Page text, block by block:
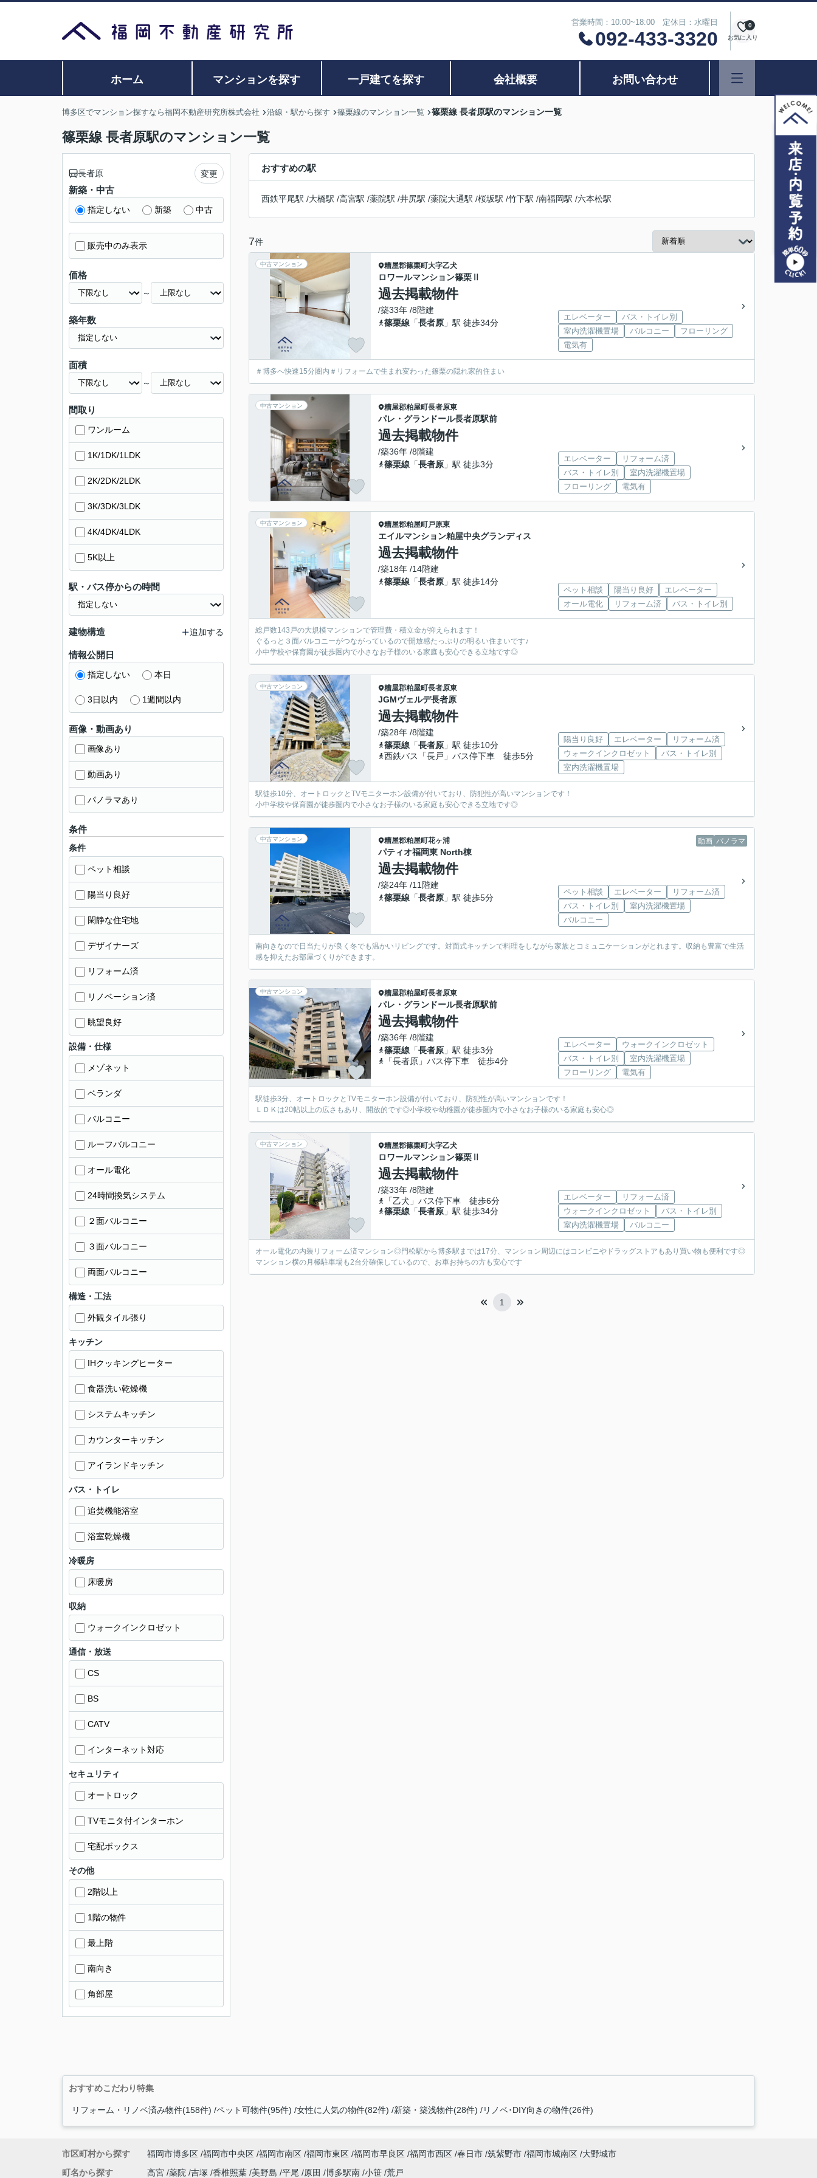
営業時間：10:00~18:00 定休日：水曜日
092-433-3320 お気に入り
0
ホーム マンションを探す 一戸建てを探す 会社概要 お問い合わせ
博多区でマンション探すなら福岡不動産研究所株式会社 沿線・駅から探す 篠栗線のマンション一覧 篠栗線 長者原駅のマンション一覧
篠栗線 長者原駅のマンション一覧
おすすめの駅
西鉄平尾駅 /大橋駅 /高宮駅 /薬院駅 /井尻駅 /薬院大通駅 /桜坂駅 /竹下駅 /南福岡駅 /六本松駅
7件
中古マンション 糟屋郡篠栗町大字乙犬
ロワールマンション篠栗Ⅱ
過去掲載物件
/築33年 /8階建
篠栗線 「長者原 」駅 徒歩34分
エレベーター
バス・トイレ別
室内洗濯機置場
バルコニー
フローリング
電気有
＃博多へ快速15分圏内＃リフォームで生まれ変わった篠栗の隠れ家的住まい
中古マンション 糟屋郡粕屋町長者原東
パレ・グランドール長者原駅前
過去掲載物件
/築36年 /8階建
篠栗線 「長者原 」駅 徒歩3分
エレベーター
リフォーム済
バス・トイレ別
室内洗濯機置場
フローリング
電気有
中古マンション 糟屋郡粕屋町戸原東
エイルマンション粕屋中央グランディス
過去掲載物件
/築18年 /14階建
篠栗線 「長者原 」駅 徒歩14分
ペット相談 陽当り良好
エレベーター
オール電化
リフォーム済 バス・トイレ別
総戸数143戸の大規模マンションで管理費・積立金が抑えられます！
ぐるっと３面バルコニーがつながっているので開放感たっぷりの明るい住まいです♪
小中学校や保育園が徒歩圏内で小さなお子様のいる家庭も安心できる立地です◎
中古マンション 糟屋郡粕屋町長者原東
JGMヴェルデ長者原
過去掲載物件
/築28年 /8階建
篠栗線 「長者原 」駅 徒歩10分
西鉄バス「長戸」バス停下車 徒歩5分
陽当り良好 エレベーター
リフォーム済
ウォークインクロゼット
バス・トイレ別
室内洗濯機置場
駅徒歩10分、オートロックとTVモニターホン設備が付いており、防犯性が高いマンションです！
小中学校や保育園が徒歩圏内で小さなお子様のいる家庭も安心できる立地です◎
中古マンション 動画 パノラマ
糟屋郡粕屋町花ヶ浦
パティオ福岡東 North棟
過去掲載物件
/築24年 /11階建
篠栗線 「長者原 」駅 徒歩5分
ペット相談 エレベーター
リフォーム済
バス・トイレ別
室内洗濯機置場
バルコニー
南向きなので日当たりが良く冬でも温かいリビングです。対面式キッチンで料理をしながら家族とコミュニケーションがとれます。収納も豊富で生活
感を抑えたお部屋づくりができます。
中古マンション 糟屋郡粕屋町長者原東
パレ・グランドール長者原駅前
過去掲載物件
/築36年 /8階建
篠栗線 「長者原 」駅 徒歩3分
「長者原」バス停下車 徒歩4分
エレベーター
ウォークインクロゼット
バス・トイレ別
室内洗濯機置場
フローリング
電気有
駅徒歩3分、オートロックとTVモニターホン設備が付いており、防犯性が高いマンションです！
ＬＤＫは20帖以上の広さもあり、開放的です◎小学校や幼稚園が徒歩圏内で小さなお子様のいる家庭も安心◎
中古マンション 糟屋郡篠栗町大字乙犬
ロワールマンション篠栗Ⅱ
過去掲載物件
/築33年 /8階建
「乙犬」バス停下車 徒歩6分
篠栗線 「長者原 」駅 徒歩34分
エレベーター
リフォーム済
ウォークインクロゼット
バス・トイレ別
室内洗濯機置場
バルコニー
オール電化の内装リフォーム済マンション◎門松駅から博多駅までは17分、マンション周辺にはコンビニやドラッグストアもあり買い物も便利です◎
マンション横の月極駐車場も2台分確保しているので、お車お持ちの方も安心です
1
長者原 変更
新築・中古
指定しない 新築 中古
販売中のみ表示
価格
～
築年数
面積
～
間取り
ワンルーム
1K/1DK/1LDK
2K/2DK/2LDK
3K/3DK/3LDK
4K/4DK/4LDK
5K以上
駅・バス停からの時間
建物構造 追加する
情報公開日
指定しない 本日
3日以内 1週間以内
画像・動画あり
画像あり
動画あり
パノラマあり
条件
条件
ペット相談
陽当り良好
閑静な住宅地
デザイナーズ
リフォーム済
リノベーション済
眺望良好
設備・仕様
メゾネット
ベランダ
バルコニー
ルーフバルコニー
オール電化
24時間換気システム
２面バルコニー
３面バルコニー
両面バルコニー
構造・工法
外観タイル張り
キッチン
IHクッキングヒーター
食器洗い乾燥機
システムキッチン
カウンターキッチン
アイランドキッチン
バス・トイレ
追焚機能浴室
浴室乾燥機
冷暖房
床暖房
収納
ウォークインクロゼット
通信・放送
CS
BS
CATV
インターネット対応
セキュリティ
オートロック
TVモニタ付インターホン
宅配ボックス
その他
2階以上
1階の物件
最上階
南向き
角部屋
おすすめこだわり特集
リフォーム・リノベ済み物件(158件) ペット可物件(95件) 女性に人気の物件(82件) 新築・築浅物件(28件) リノベ･DIY向きの物件(26件)
市区町村から探す 福岡市博多区 福岡市中央区 福岡市南区 福岡市東区 福岡市早良区 福岡市西区 春日市 筑紫野市 福岡市城南区 大野城市
町名から探す
高宮 薬院 吉塚 香椎照葉 美野島 平尾 原田 博多駅南 小笹 荒戸